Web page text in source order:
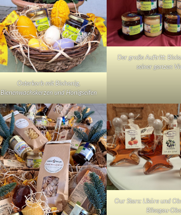
Osterkorb mit Biohonig,
Bienenwachskerzen und Honigseifen
Der große Auftritt:
seiner ganzen
Our Stars: Liköre und
Bliesgau-